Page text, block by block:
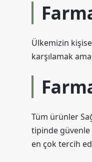
Ülkemizin
karşılamak
Tüm ürünler
tipinde güvenle
en çok tercih